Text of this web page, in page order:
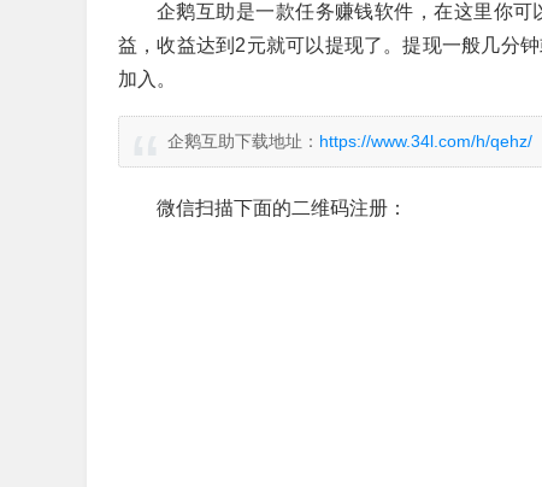
企鹅互助是一款任务赚钱软件，在这里你
益，收益达到2元就可以提现了。提现一般几分
加入。
企鹅互助下载地址： https://www.34l.com/h/qehz/
微信扫描下面的二维码注册：